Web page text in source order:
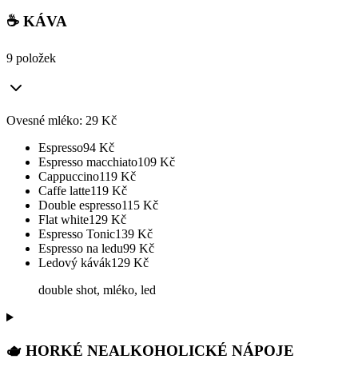
☕ KÁVA
9 položek
Ovesné mléko: 29 Kč
Espresso94 Kč
Espresso macchiato109 Kč
Cappuccino119 Kč
Caffe latte119 Kč
Double espresso115 Kč
Flat white129 Kč
Espresso Tonic139 Kč
Espresso na ledu99 Kč
Ledový kávák129 Kč
double shot, mléko, led
🫖 HORKÉ NEALKOHOLICKÉ NÁPOJE